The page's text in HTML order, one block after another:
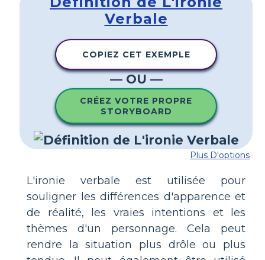
Verbale
COPIEZ CET EXEMPLE
— OU —
CRÉEZ VOTRE PROPRE
STORYBOARD
Plus D'options
L'ironie verbale est utilisée pour
souligner les différences d'apparence et
de réalité, les vraies intentions et les
thèmes d'un personnage. Cela peut
rendre la situation plus drôle ou plus